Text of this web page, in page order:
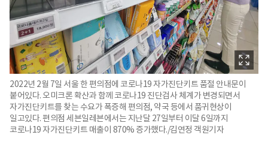
2022년 2월 7일 서울 한 편의점에 코로나19 자가진단키트 품절 안내문이
붙어있다. 오미크론 확산과 함께 코로나19 진단검사 체계가 변경되면서
자가진단키트를 찾는 수요가 폭증해 편의점, 약국 등에서 품귀현상이
일고있다. 편의점 세븐일레븐에서는 지난달 27일부터 이달 6일까지
코로나19 자가진단키트 매출이 870% 증가했다./김연정 객원기자